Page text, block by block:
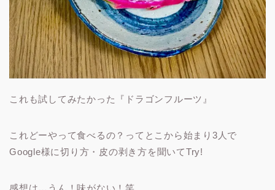
これも試してみたかった『ドラゴンフルーツ』
これどーやって食べるの？ってとこから始まり3人で
Google様に切り方・皮の剥き方を聞いてTry!
感想は…うん！味がない！笑